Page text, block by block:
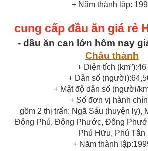
+ Năm thành lập:
cung cấp đầu ăn giá rẻ
- dầu ăn can lớn hôm nay
Châu thành
+ Diện tích (km²):46
+ Dân số
+ Mật độ dân số (người/
+ Số đơn vị hành
gồm 2 thị trấn: Ngã Sáu (huyện lỵ),
Đông Phú, Đông Phước, Đông
Phú Hữu, Phú Tân
+ Năm thành